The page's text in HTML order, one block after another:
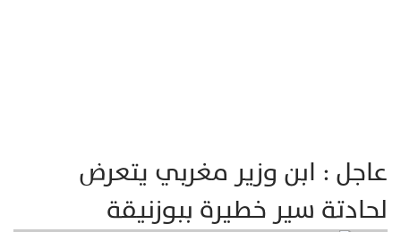
عاجل : ابن وزير مغربي يتعرض
لحادتة سير خطيرة ببوزنيقة